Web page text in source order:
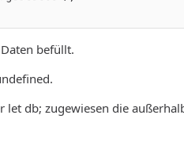
befüllt.
db; zugewiesen die